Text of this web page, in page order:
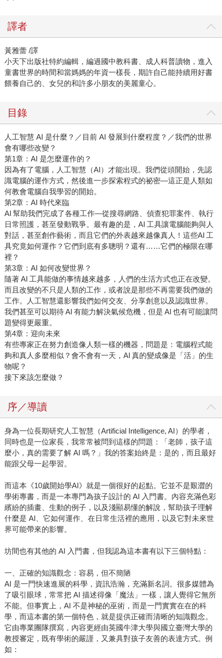
譯者
黃雅蕾 /譯
小天下出版社特約編輯，編過國中教科書、成人科普讀物，進入
童書世界的時間和當媽媽的年資一樣長，期許自己能持續用好書
餵養自己的、女兒的和許多小朋友的美麗童心。
目錄
人工智慧 AI 是什麼？／目前 AI 發展到什麼程度？／我們的世界
會有哪些改變？
第1章：AI 是怎麼運作的？
因為有了電腦，人工智慧（AI）才能出現。我們從頭開始，先認
識電腦的運作方式，然後進一步探索程式的祕密—這正是人類如
何教會電腦自我學習的開始。
第2章：AI 時代來臨
AI 幫助我們完成了各種工作—從搜尋網路、偵查犯罪案件、執行
日常照護，甚至發動戰爭。最有趣的是，AI 工具讓電腦能夠與人
對話，甚至創作藝術，而且它們的外表越來越像真人！這些AI 工
具究竟如何運作？它們到底有多聰明？還有……它們的極限在哪
裡？
第3章：AI 如何改變世界？
隨著 AI 工具能做的事情越來越多，人們的生活方式也正在改變。
而且改變的不只是人類的工作，或者說是那些不再需要我們做的
工作。人工智慧還影響我們如何交友、分享創意以及認識世界。
我們甚至可以期待 AI 有能力解決氣候危機，但是 AI 也有可能讓問
題變得更嚴重。
第4章：迎向未來
有些專家正在努力創造像人類一樣的機器，問題是：電腦程式能
夠和真人多麼相似？會不會有一天，AI 真的變成像是「活」的生
物呢？
接下來該怎麼做？
序／導讀
身為一位長期研究人工智慧（Artificial Intelligence, AI）的學者，
同時也是一位家長，我常常被問到這樣的問題：「老師，孩子這
麼小，真的需要了解 AI 嗎？」我的答案始終是：是的，而且最好
能跟父母一起學習。
而這本《10歲開始學AI》就是一個很好的起點。它並不是艱澀的
學術專書，而是一本專門為孩子設計的 AI 入門書。內容充滿色彩
繽紛的插畫、生動的例子，以及淺顯易懂的解說，幫助孩子理解
什麼是 AI、它如何運作、在日常生活裡的應用，以及它對未來世
界可能帶來的影響。
坊間也有其他的 AI 入門書，但我認為這本書有以下三個特點：
一、正確的知識觀念：容易，但不簡陋
AI 是一門快速進展的科學，資訊浩瀚，充滿新名詞。很多媒體為
了吸引眼球，常常把 AI 描述得像「魔法」一樣，讓人覺得它無所
不能。但事實上，AI 不是神秘的巫術，而是一門實實在在的科
學，而這本書的第一個特色，就是提供正確而清晰的知識觀念。
它由專業團隊撰寫，內容更經由英國牛津大學與國立臺灣大學的
教授審定，既有學術的嚴謹，又兼具對孩子友善的表達方式。例
如：